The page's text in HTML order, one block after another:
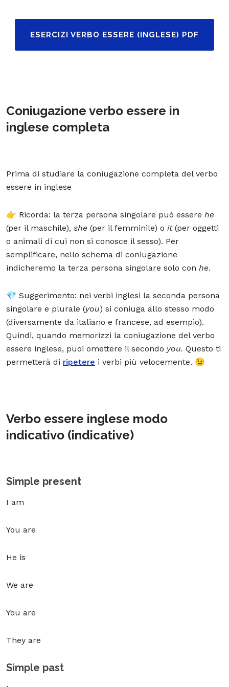
ESERCIZI VERBO ESSERE (INGLESE) PDF
Coniugazione verbo essere in
inglese completa
Prima di studiare la coniugazione completa del verbo
essere in inglese
👉 Ricorda: la terza persona singolare può essere he
(per il maschile), she (per il femminile) o it(per oggetti
o animali di cui non si conosce il sesso). Per
semplificare, nello schema di coniugazione
indicheremo la terza persona singolare solo con he.
💎 Suggerimento: nei verbi inglesi la seconda persona
singolare e plurale (you) si coniuga allo stesso modo
(diversamente da italiano e francese, ad esempio).
Quindi, quando memorizzi la coniugazione del verbo
essere inglese, puoi omettere il secondo you. Questo ti
permetterà di ripetere i verbi più velocemente. 😉
Verbo essere inglese modo
indicativo (indicative)
Simple present
I am
You are
He is
We are
You are
They are
Simple past